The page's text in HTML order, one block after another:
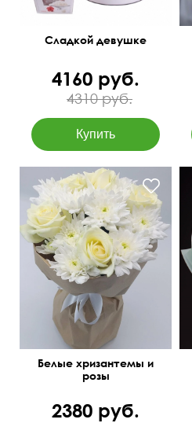
Сладкой девушке
4160 руб.
4310 руб.
Белые хризантемы и
розы
2380 руб.